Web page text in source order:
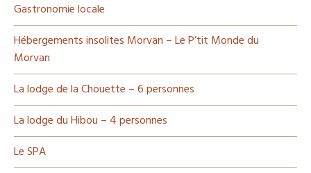
Gastronomie locale
Hébergements insolites Morvan – Le P’tit Monde du
Morvan
La lodge de la Chouette – 6 personnes
La lodge du Hibou – 4 personnes
Le SPA